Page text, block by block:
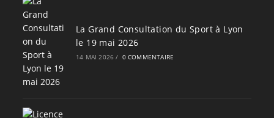
La Grand Consultation du Sport à Lyon
le 19 mai 2026
14 MAI 2026 / 0 COMMENTAIRE